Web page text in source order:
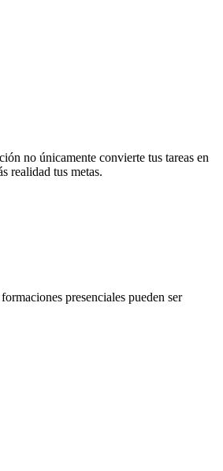
no únicamente convierte tus tareas en
realidad tus metas.
presenciales pueden ser